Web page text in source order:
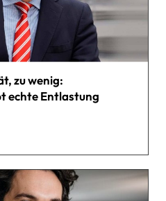
zu wenig:
echte Entlastung